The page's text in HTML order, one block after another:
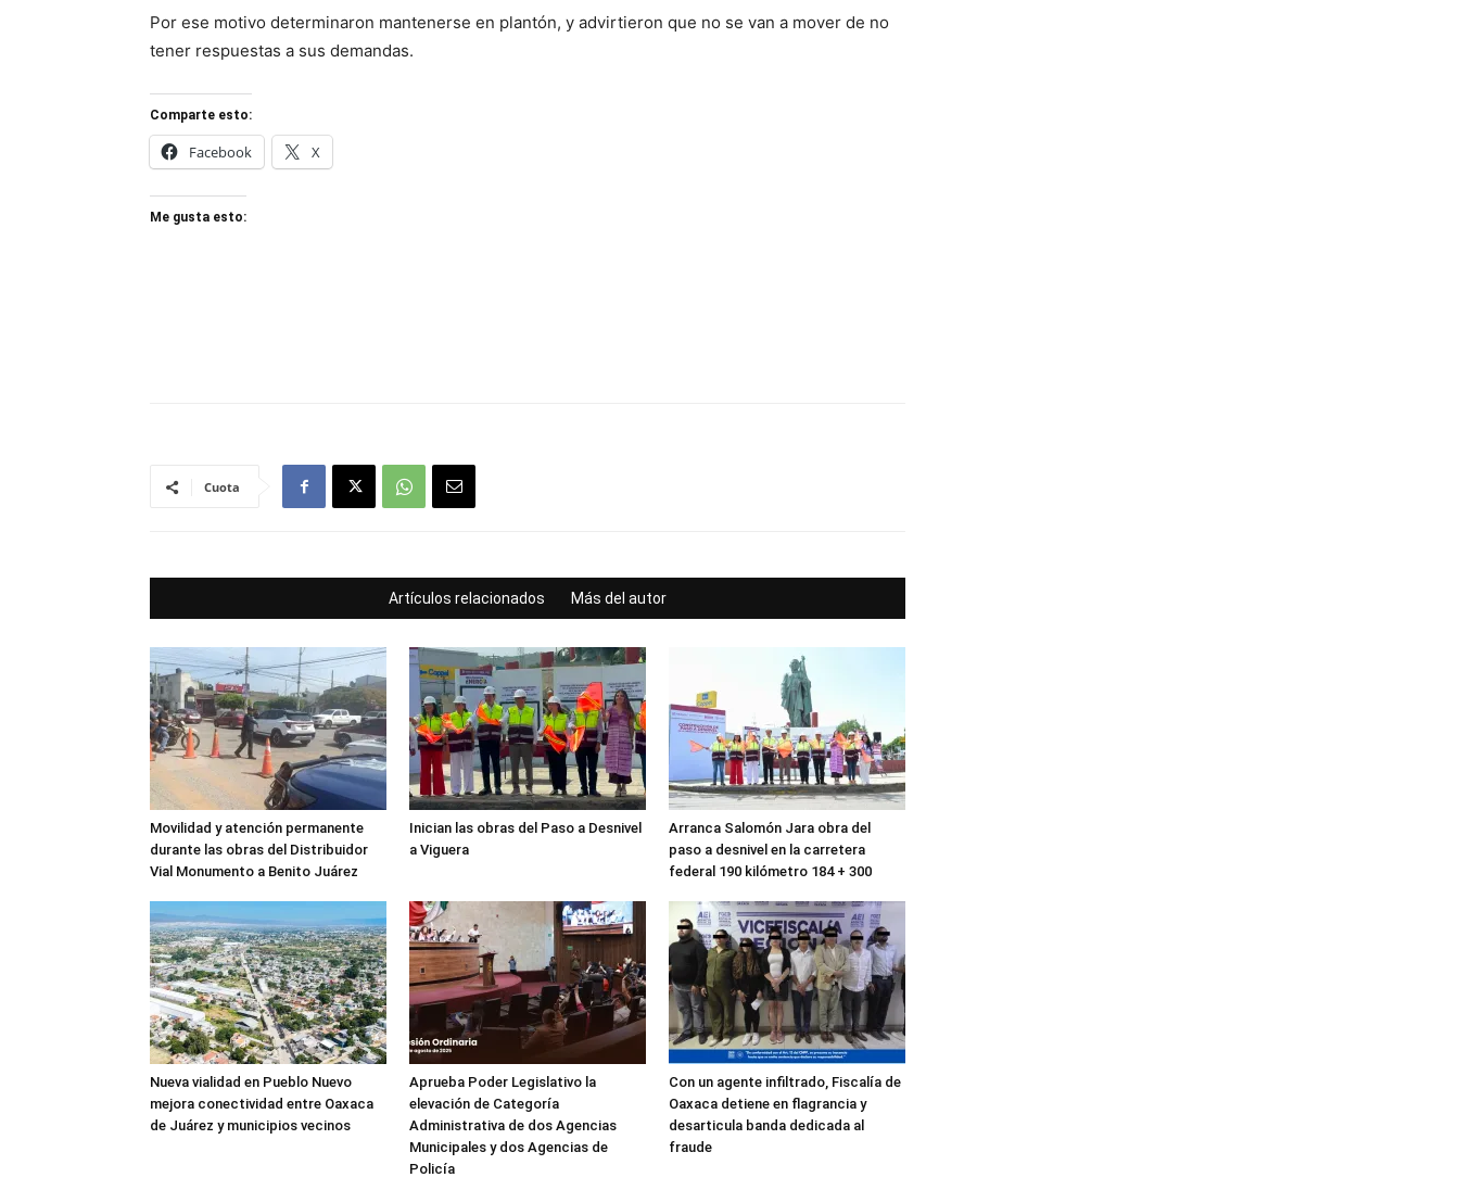
Por ese motivo determinaron mantenerse en plantón, y advirtieron que no se van a mover de no
tener respuestas a sus demandas.
Comparte esto:
Facebook X
Me gusta esto:
Cuota
Artículos relacionados Más del autor
Movilidad y atención permanente
durante las obras del Distribuidor
Vial Monumento a Benito Juárez
Inician las obras del Paso a Desnivel
a Viguera
Arranca Salomón Jara obra del
paso a desnivel en la carretera
federal 190 kilómetro 184 + 300
Nueva vialidad en Pueblo Nuevo
mejora conectividad entre Oaxaca
de Juárez y municipios vecinos
Aprueba Poder Legislativo la
elevación de Categoría
Administrativa de dos Agencias
Municipales y dos Agencias de
Policía
Con un agente infiltrado, Fiscalía de
Oaxaca detiene en flagrancia y
desarticula banda dedicada al
fraude